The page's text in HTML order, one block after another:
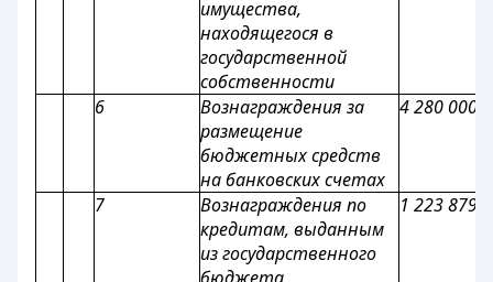
имущества,
находящегося в
государственной
собственности
6
Вознаграждения за
размещение
бюджетных средств
на банковских счетах
4 280 000
7
Вознаграждения по
кредитам, выданным
из государственного
1 223 879